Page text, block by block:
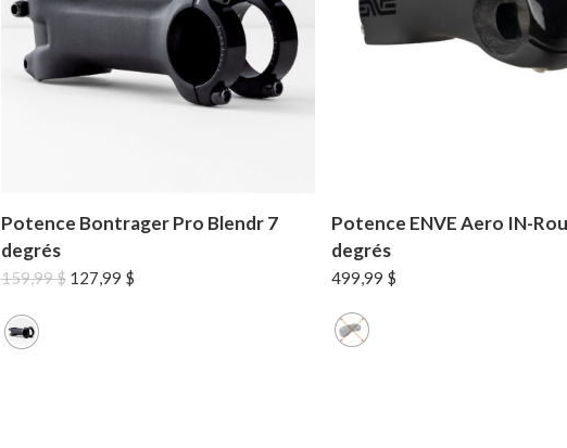
Potence Bontrager Pro Blendr 7
degrés
159,99$ Le
127,99 $Le
Potence ENVE Aero IN-
degrés
499,99 $